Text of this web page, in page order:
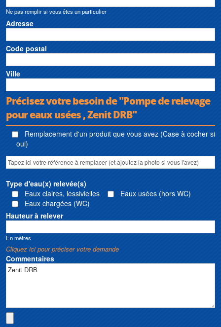
Ne pas remplir si vous êtes un particulier
Adresse
Code postal
Ville
Précisez votre besoin de "Pompe de relevage
pour eaux usées , Zenit DRB"
Remplacement d'un produit que vous avez (Case à cocher si
oui)
Type d'eau(x) relevée(s)
Eaux claires, lessivielles
Eaux usées (hors WC)
Eaux chargées (WC)
Hauteur à relever
En mètres
Cliquez ici pour préciser votre demande
Commentaires